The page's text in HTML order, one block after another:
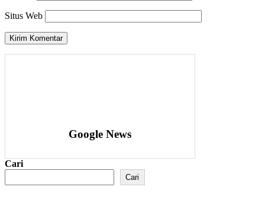
Situs Web
Google News
Cari
Cari